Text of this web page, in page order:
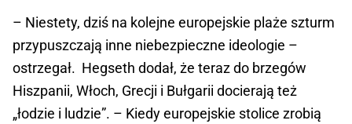
– Niestety, dziś na kolejne europejskie plaże szturm
przypuszczają inne niebezpieczne ideologie –
ostrzegał. Hegseth dodał, że teraz do brzegów
Hiszpanii, Włoch, Grecji i Bułgarii docierają też
„łodzie i ludzie”. – Kiedy europejskie stolice zrobią